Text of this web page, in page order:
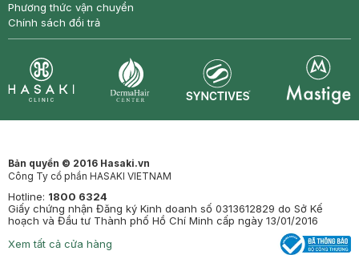
Phương thức vận chuyển
Chính sách đổi trả
Bản quyền © 2016 Hasaki.vn
Công Ty cổ phần HASAKI VIETNAM
Hotline: 1800 6324
Giấy chứng nhận Đăng ký Kinh doanh số 0313612829 do Sở Kế
hoạch và Đầu tư Thành phố Hồ Chí Minh cấp ngày 13/01/2016
Xem tất cả cửa hàng